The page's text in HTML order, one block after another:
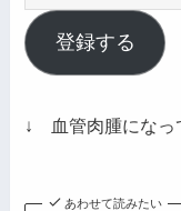
ー
ル
ア
レ
登録する
↓ 血管肉腫になっ
あわせて読みたい